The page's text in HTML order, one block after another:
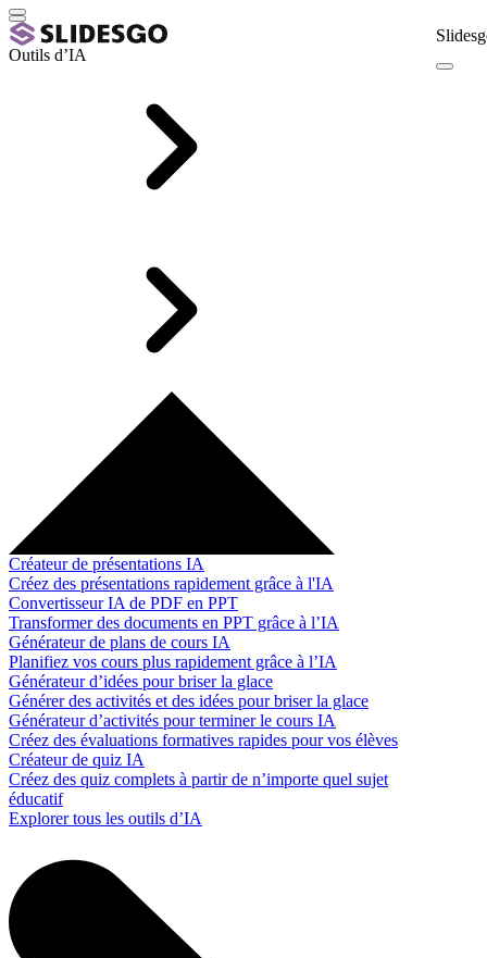
Outils d’IA
Créateur de présentations IA
Créez des présentations rapidement grâce à l'IA
Convertisseur IA de PDF en PPT
Transformer des documents en PPT grâce à l’IA
Générateur de plans de cours IA
Planifiez vos cours plus rapidement grâce à l’IA
Générateur d’idées pour briser la glace
Générer des activités et des idées pour briser la glace
Générateur d’activités pour terminer le cours IA
Créez des évaluations formatives rapides pour vos élèves
Créateur de quiz IA
Créez des quiz complets à partir de n’importe quel sujet
éducatif
Explorer tous les outils d’IA